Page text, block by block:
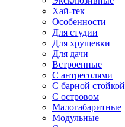
Хай-тек
Особенности
Для студии
Для хрущевки
Для дачи
Встроенные
С антресолями
С барной стойкой
С островом
Малогабаритные
Модульные